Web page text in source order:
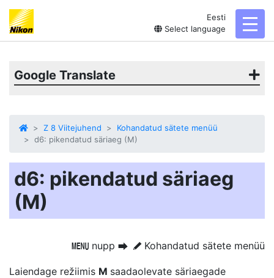
Eesti
Select language
Google Translate
Z 8 Viitejuhend
Kohandatud sätete menüü
d6: pikendatud säriaeg (M)
d6: pikendatud säriaeg
(M)
G nupp U A Kohandatud sätete menüü
Laiendage režiimis M saadaolevate säriaegade